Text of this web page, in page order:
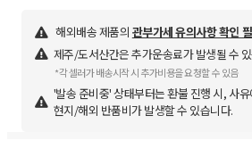
해외배송 제품의 관부가세 유의사항 확인
제주/도서산간은 추가운송료가 발생될 수
*각 셀러가 배송시작 시 추가비용을 요청할 수 있음
'발송 준비중' 상태부터는 환불 진행 시, 사
현지/해외 반품비가 발생할 수 있습니다.